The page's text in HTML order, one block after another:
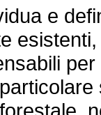
e